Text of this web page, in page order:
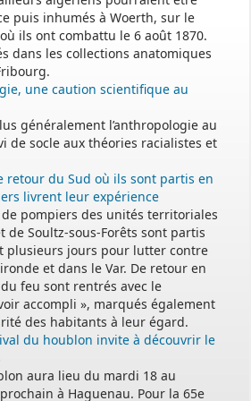
puis inhumés à Woerth, sur le
ils ont combattu le 6 août 1870.
dans les collections anatomiques
une caution scientifique au
généralement l’anthropologie au
de socle aux théories racialistes et
retour du Sud où ils sont partis en
livrent leur expérience
pompiers des unités territoriales
de Soultz-sous-Forêts sont partis
plusieurs jours pour lutter contre
et dans le Var. De retour en
feu sont rentrés avec le
accompli », marqués également
des habitants à leur égard.
du houblon invite à découvrir le
aura lieu du mardi 18 au
à Haguenau. Pour la 65e